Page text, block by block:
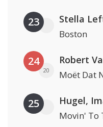
23 Stella
Boston
24
20
Robert
Moët Dat
25 Hugel,
Movin' To